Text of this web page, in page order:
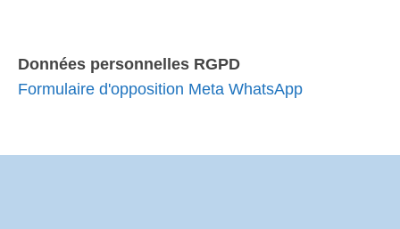
Données personnelles RGPD
Formulaire d'opposition Meta WhatsApp